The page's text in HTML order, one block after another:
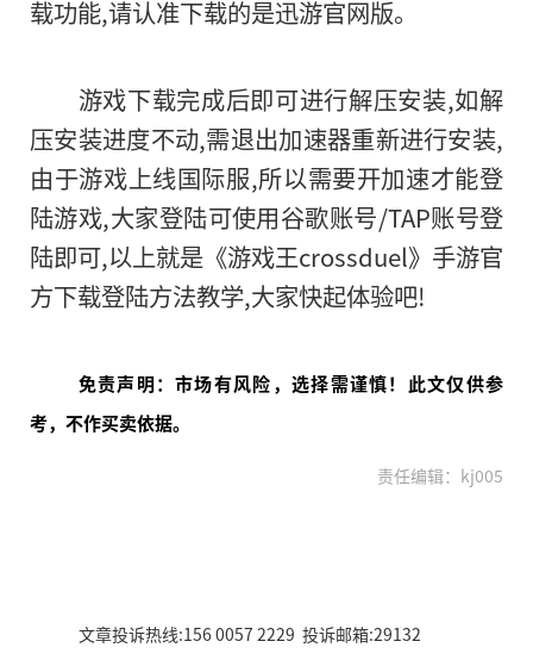
载功能,请认准下载的是迅游官网版。
游戏下载完成后即可进行解压安装,如解
压安装进度不动,需退出加速器重新进行安装,
由于游戏上线国际服,所以需要开加速才能登
陆游戏,大家登陆可使用谷歌账号/TAP账号登
陆即可,以上就是《游戏王crossduel》手游官
方下载登陆方法教学,大家快起体验吧!
免责声明：市场有风险，选择需谨慎！此文仅供参
考，不作买卖依据。
责任编辑：kj005
文章投诉热线:156 0057 2229 投诉邮箱:29132